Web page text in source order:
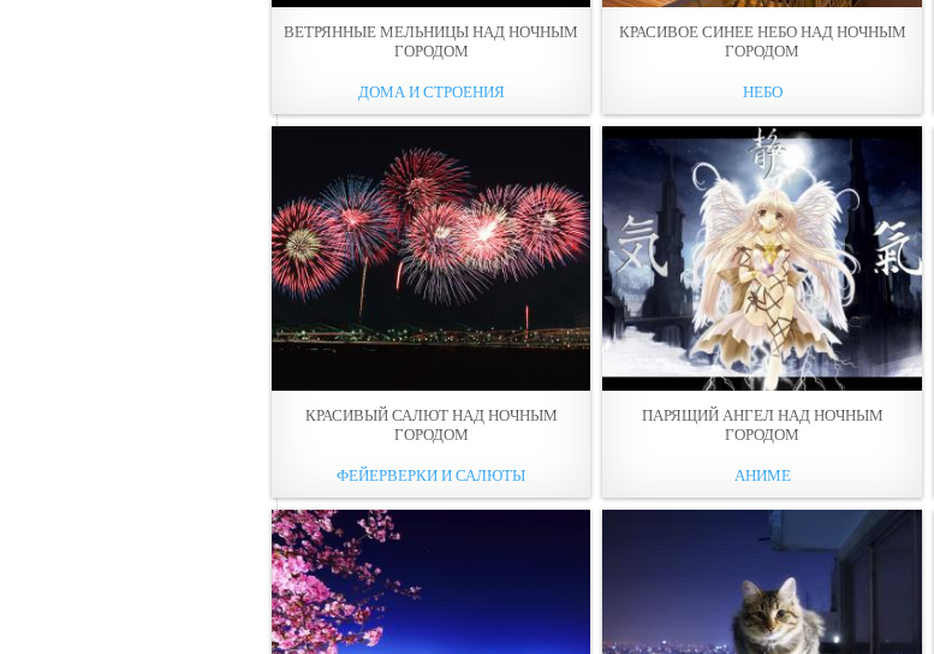
ВЕТРЯННЫЕ МЕЛЬНИЦЫ НАД НОЧНЫМ
ГОРОДОМ
ДОМА И СТРОЕНИЯ
КРАСИВОЕ СИНЕЕ НЕБО НАД НОЧНЫМ
ГОРОДОМ
НЕБО
КРАСИВЫЙ САЛЮТ НАД НОЧНЫМ
ГОРОДОМ
ФЕЙЕРВЕРКИ И САЛЮТЫ
ПАРЯЩИЙ АНГЕЛ НАД НОЧНЫМ
ГОРОДОМ
АНИМЕ